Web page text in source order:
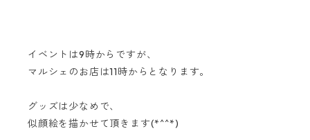
イベントは9時からですが、
マルシェのお店は11時からとなります。
グッズは少なめで、
似顔絵を描かせて頂きます(*^^*)